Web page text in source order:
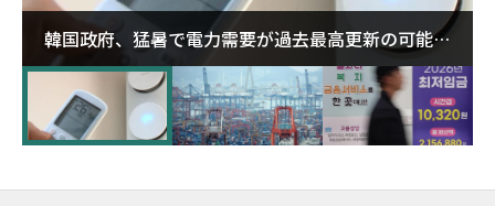
韓国政府、猛暑で電力需要が過去最高更新の可能性
に需給対応体制を点検